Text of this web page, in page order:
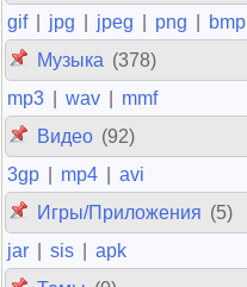
gif
jpg jpeg png
bmp
Музыка (378)
mp3
wav
mmf
Видео (92)
3gp
mp4
avi
Игры/Приложения (5)
jar
sis
apk